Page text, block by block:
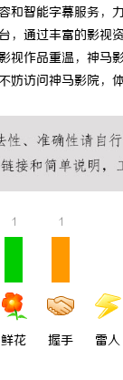
和智能字幕服务，
，通过丰富的影
视作品重温，神马
妨访问神马影院
1
鲜花
1
握手 雷人
心守食安 以匠心筑
京）餐饮管理有限
饮之道